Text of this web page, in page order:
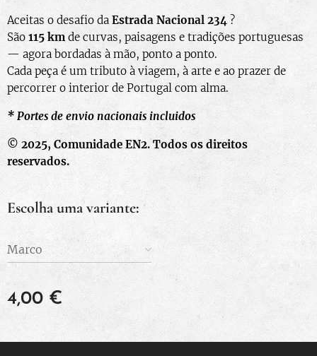
Aceitas o desafio da Estrada Nacional 234 ?
São115 kmde curvas, paisagens e tradições portuguesas
— agora bordadas à mão, ponto a ponto.
Cada peça é um tributo à viagem, à arte e ao prazer de
percorrer o interior de Portugal com alma.
* Portes de envio nacionais incluidos
© 2025, Comunidade EN2. Todos os direitos
reservados.
Escolha uma variante:
Marco
4,00 €